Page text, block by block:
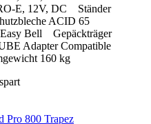
E, 12V, DC Ständer
ACID 65
Bell Gepäckträger
Adapter Compatible
160 kg